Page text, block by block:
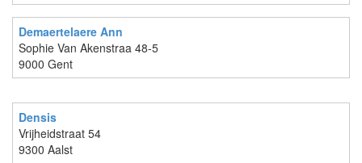
Demaertelaere Ann
Sophie Van Akenstraa 48-5
9000 Gent
Densis
Vrijheidstraat 54
9300 Aalst